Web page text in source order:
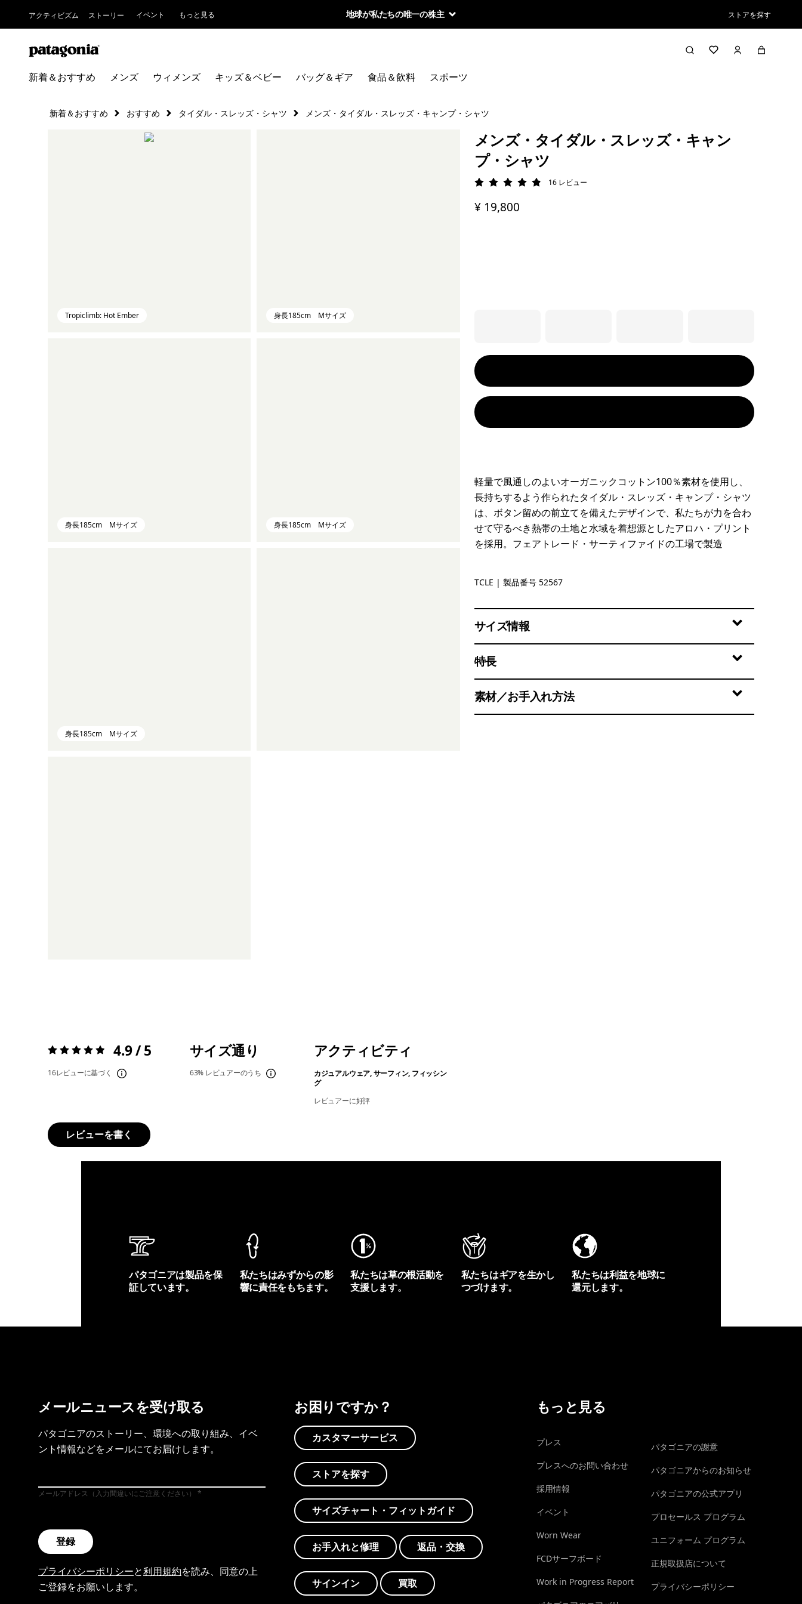
アクティビズム ストーリー イベント もっと見る 地球が私たちの唯一の株主 ストアを探す
新着＆おすすめ メンズ ウィメンズ キッズ＆ベビー バッグ＆ギア 食品＆飲料 スポーツ
新着＆おすすめ おすすめ タイダル・スレッズ・シャツ メンズ・タイダル・スレッズ・キャンプ・シャツ
Tropiclimb: Hot Ember 身長185cm Mサイズ
身長185cm Mサイズ 身長185cm Mサイズ
身長185cm Mサイズ
メンズ・タイダル・スレッズ・キャン
プ・シャツ
評価: 4.9 / 5
16 レビュー
¥ 19,800
軽量で風通しのよいオーガニックコットン100％素材を使用し、
長持ちするよう作られたタイダル・スレッズ・キャンプ・シャツ
は、ボタン留めの前立てを備えたデザインで、私たちが力を合わ
せて守るべき熱帯の土地と水域を着想源としたアロハ・プリント
を採用。フェアトレード・サーティファイドの工場で製造
Tropiclimb: Hot Ember
TCLE | 製品番号 52567
サイズ情報
特長
素材／お手入れ方法
評価:4.9 / 5 4.9 / 5
16レビューに基づく
サイズ通り
63% レビュアーのうち
アクティビティ
カジュアルウェア, サーフィン, フィッシン
グ
レビュアーに好評
レビューを書く
パタゴニアは製品を保
証しています。
私たちはみずからの影
響に責任をもちます。
私たちは草の根活動を
支援します。
私たちはギアを生かし
つづけます。
私たちは利益を地球に
還元します。
メールニュースを受け取る
パタゴニアのストーリー、環境への取り組み、イベ
ント情報などをメールにてお届けします。
メールアドレス（入力間違いにご注意ください）
登録
プライバシーポリシーと利用規約を読み、同意の上
ご登録をお願いします。
お困りですか？
カスタマーサービス
ストアを探す
サイズチャート・フィットガイド
お手入れと修理 返品・交換
サインイン 買取
もっと見る
プレス
プレスへのお問い合わせ
採用情報
イベント
Worn Wear
FCDサーフボード
Work in Progress Report
パタゴニアの謝意
パタゴニアからのお知らせ
パタゴニアの公式アプリ
プロセールス プログラム
ユニフォーム プログラム
正規取扱店について
プライバシーポリシー